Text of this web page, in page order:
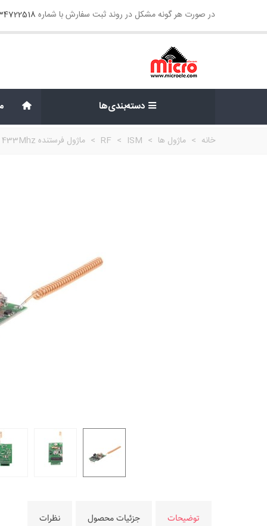
در صورت هر گونه مشکل در روند ثبت سفارش با شماره
دسته‌بندی‌ها
خانه > ماژول ها >
RF > ISM
> ماژول فرستنده FSK-4 433Mhz
توضیحات جزئیات محصول نظرات